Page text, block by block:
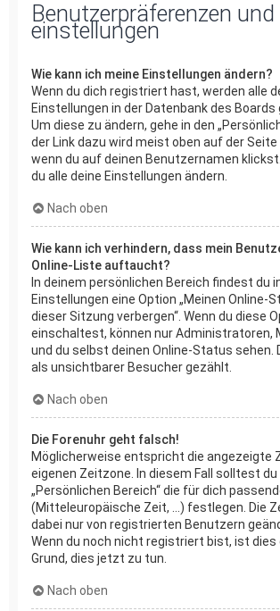
Benutzerpräferenzen und
einstellungen
Wie kann ich meine Einstellungen ändern?
Wenn du dich registriert hast, werden alle
Einstellungen in der Datenbank des Boards
Um diese zu ändern, gehe in den
der Link dazu wird meist oben auf der
wenn du auf deinen Benutzernamen
du alle deine Einstellungen ändern.
Nach oben
Wie kann ich verhindern, dass mein
Online-Liste auftaucht?
In deinem persönlichen Bereich findest du
Einstellungen eine Option „Meinen Online-
dieser Sitzung verbergen“. Wenn du diese
einschaltest, können nur Administratoren,
und du selbst deinen Online-Status sehen.
als unsichtbarer Besucher gezählt.
Nach oben
Die Forenuhr geht falsch!
Möglicherweise entspricht die angezeigte
eigenen Zeitzone. In diesem Fall solltest du
„Persönlichen Bereich“ die für dich
(Mitteleuropäische Zeit, ...) festlegen. Die
dabei nur von registrierten Benutzern
Wenn du noch nicht registriert bist, ist dies
Grund, dies jetzt zu tun.
Nach oben